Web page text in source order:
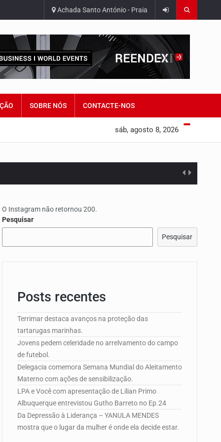
Achada Santo António - Praia
SOBRE NÓS CONTACTE-NOS
sáb, agosto 8, 2026
de…
O Instagram não retornou 200.
Pesquisar
Pesquisar
Posts recentes
Terrimar destaca avanços na proteção das
tartarugas marinhas.
Jovens pedem celeridade no arrelvamento do campo
de futebol.
Delegacia comemora Semana Mundial do Aleitamento
Materno com ações de sensibilização.
LPA e Você com apresentação de Lilian Primo
Albuquerque entrevistou Gutho Barreto no Ep.24
Da Depressão à Liderança – YANULA MENDES
mostra que o lugar da mulher é onde ela decide estar.